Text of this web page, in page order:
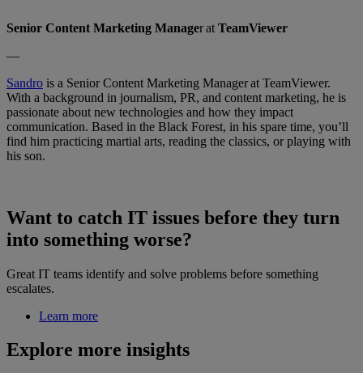
Senior Content Marketing Manager at TeamViewer
—
Sandro is a Senior Content Marketing Manager at TeamViewer.
With a background in journalism, PR, and content marketing, he is
passionate about new technologies and how they impact
communication. Based in the Black Forest, in his spare time, you’ll
find him practicing martial arts, reading the classics, or playing with
his son.
Want to catch IT issues before they turn
into something worse?
Great IT teams identify and solve problems before something
escalates.
Learn more
Explore more insights